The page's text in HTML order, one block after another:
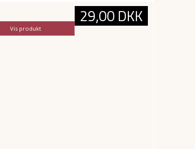
29,00 DKK
Vis produkt